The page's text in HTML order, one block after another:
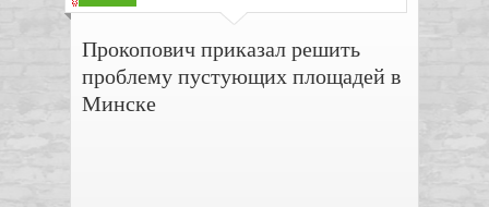
Прокопович приказал решить
проблему пустующих площадей в
Минске